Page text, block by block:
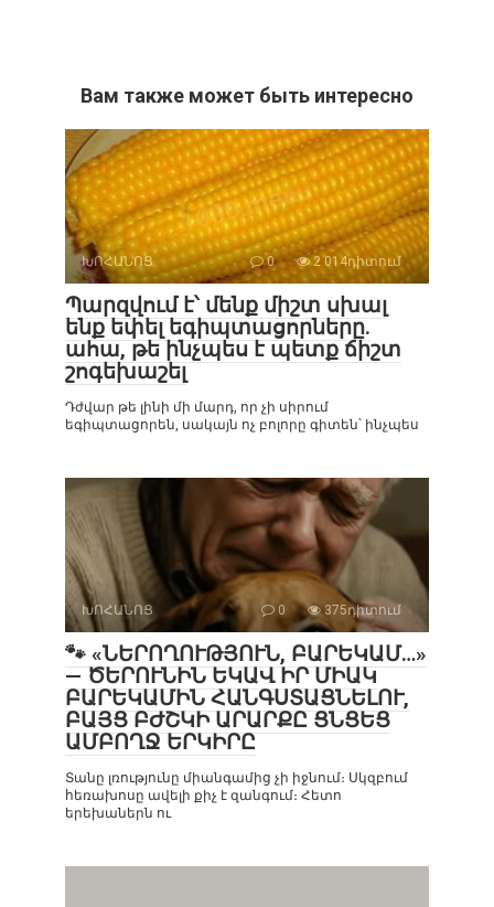
Вам также может быть интересно
ԽՈՀԱՆՈՑ 0 2 014դիտում
Պարզվում է՝ մենք միշտ սխալ
ենք եփել եգիպտացորները.
ահա, թե ինչպես է պետք ճիշտ
շոգեխաշել
Դժվար թե լինի մի մարդ, որ չի սիրում
եգիպտացորեն, սակայն ոչ բոլորը գիտեն՝ ինչպես
ԽՈՀԱՆՈՑ 0 375դիտում
🐾 «ՆԵՐՈՂՈՒԹՅՈՒՆ, ԲԱՐԵԿԱՄ…»
— ԾԵՐՈՒՆԻՆ ԵԿԱՎ ԻՐ ՄԻԱԿ
ԲԱՐԵԿԱՄԻՆ ՀԱՆԳՍՏԱՑՆԵԼՈՒ,
ԲԱՅՑ ԲԺՇԿԻ ԱՐԱՐՔԸ ՑՆՑԵՑ
ԱՄԲՈՂՋ ԵՐԿԻՐԸ
Տանը լռությունը միանգամից չի իջնում։ Սկզբում
հեռախոսը ավելի քիչ է զանգում։ Հետո
երեխաներն ու